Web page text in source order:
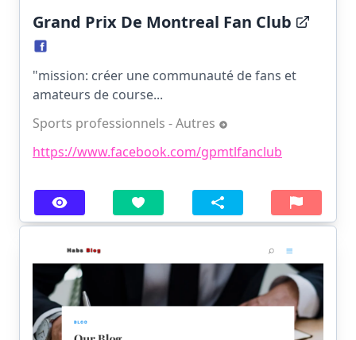
Grand Prix De Montreal Fan Club
"mission: créer une communauté de fans et
amateurs de course...
Sports professionnels - Autres
https://www.facebook.com/gpmtlfanclub